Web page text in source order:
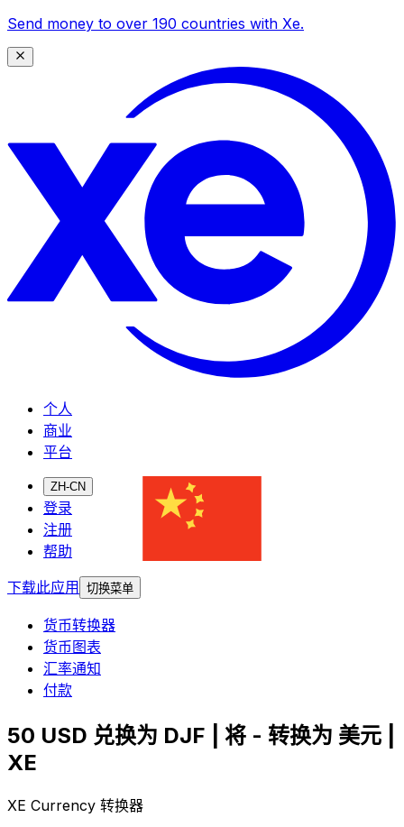
Send money to over 190 countries with Xe.
个人
商业
平台
ZH-CN
登录
注册
帮助
下载此应用
切换菜单
货币转换器
货币图表
汇率通知
付款
50 USD 兑换为 DJF | 将 - 转换为 美元 |
XE
XE Currency 转换器